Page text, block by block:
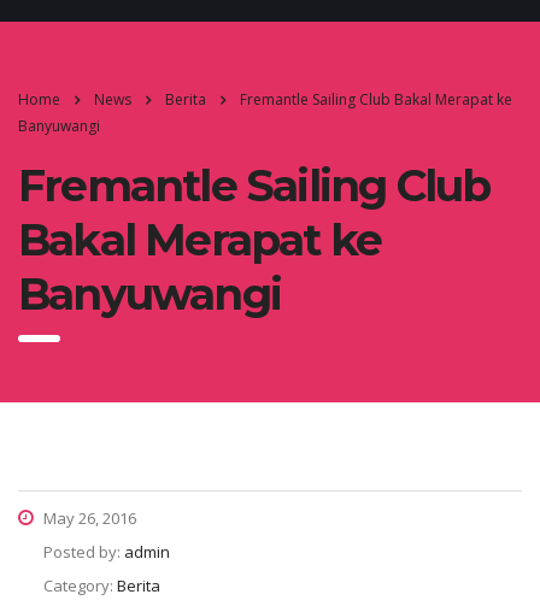
Home News Berita
Fremantle Sailing Club Bakal Merapat ke
Banyuwangi
Fremantle Sailing Club
Bakal Merapat ke
Banyuwangi
May 26, 2016
Posted by: admin
Category: Berita